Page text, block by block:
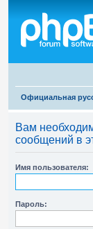
Официальная
Вам
сообщений в
Имя пользователя:
Пароль: